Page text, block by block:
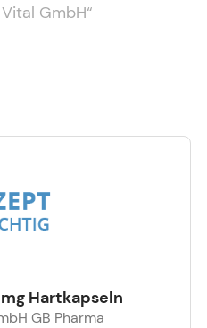
GmbH“
Hartkapseln
GB Pharma